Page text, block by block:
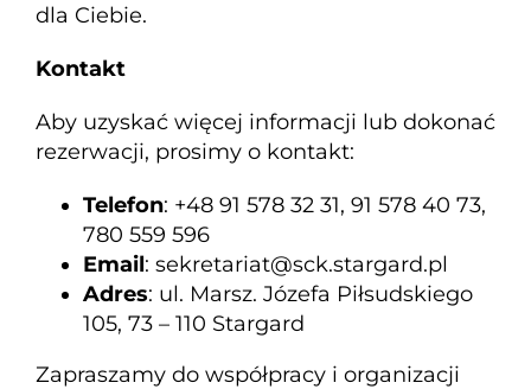
dla Ciebie.
Kontakt
Aby uzyskać więcej informacji lub dokonać
rezerwacji, prosimy o kontakt:
Telefon: +48 91 578 32 31, 91 578 40 73,
780 559 596
Email: sekretariat@sck.stargard.pl
Adres: ul. Marsz. Józefa Piłsudskiego
105, 73 – 110 Stargard
Zapraszamy do współpracy i organizacji